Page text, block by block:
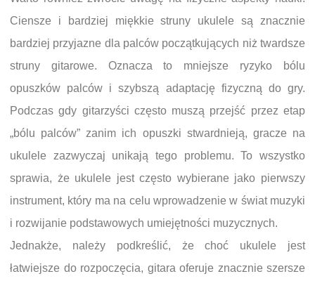
Ciensze i bardziej miękkie struny ukulele są znacznie
bardziej przyjazne dla palców początkujących niż twardsze
struny gitarowe. Oznacza to mniejsze ryzyko bólu
opuszków palców i szybszą adaptację fizyczną do gry.
Podczas gdy gitarzyści często muszą przejść przez etap
„bólu palców” zanim ich opuszki stwardnieją, gracze na
ukulele zazwyczaj unikają tego problemu. To wszystko
sprawia, że ukulele jest często wybierane jako pierwszy
instrument, który ma na celu wprowadzenie w świat muzyki
i rozwijanie podstawowych umiejętności muzycznych.
Jednakże, należy podkreślić, że choć ukulele jest
łatwiejsze do rozpoczęcia, gitara oferuje znacznie szersze